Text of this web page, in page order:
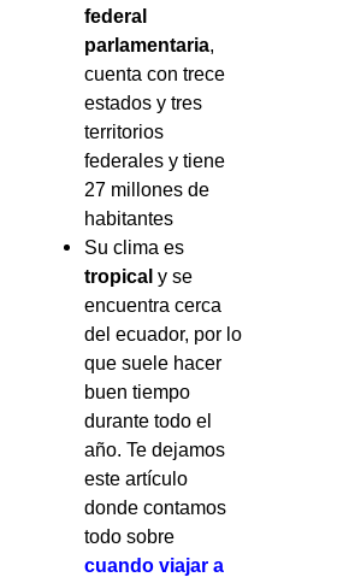
federal
parlamentaria,
cuenta con trece
estados y tres
territorios
federales y tiene
27 millones de
habitantes
Su clima es
tropical y se
encuentra cerca
del ecuador, por lo
que suele hacer
buen tiempo
durante todo el
año. Te dejamos
este artículo
donde contamos
todo sobre
cuando viajar a